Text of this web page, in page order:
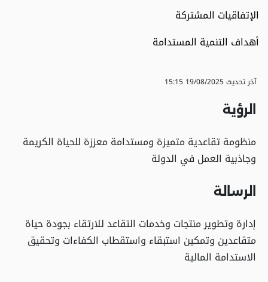
الإتفاقيات المشتركة
أهداف التنمية المستدامة
آخر تحديث19/08/2025 15:15
الرؤية
منظومة تقاعدية متميزة ومستدامة معززة للحياة الكريمة
وجاذبية العمل في الدولة
الرسالة
إدارة وتطوير منتجات وخدمات التقاعد للارتقاء بجودة حياة
متقاعدين وتمكين استبقاء واستقطاب الكفاءات وتحقيق
الاستدامة المالية